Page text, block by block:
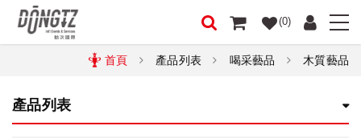
(0)
首頁 產品列表 喝采藝品 木質藝品
產品列表